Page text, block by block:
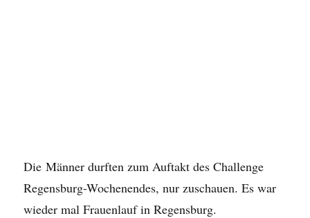
Die Männer durften zum Auftakt des Challenge
Regensburg-Wochenendes, nur zuschauen. Es war
wieder mal Frauenlauf in Regensburg.